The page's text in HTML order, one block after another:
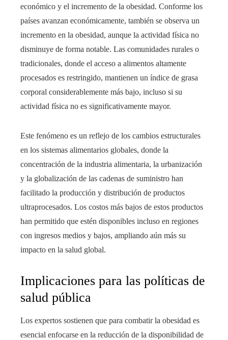
económico y el incremento de la obesidad. Conforme los
países avanzan económicamente, también se observa un
incremento en la obesidad, aunque la actividad física no
disminuye de forma notable. Las comunidades rurales o
tradicionales, donde el acceso a alimentos altamente
procesados es restringido, mantienen un índice de grasa
corporal considerablemente más bajo, incluso si su
actividad física no es significativamente mayor.
Este fenómeno es un reflejo de los cambios estructurales
en los sistemas alimentarios globales, donde la
concentración de la industria alimentaria, la urbanización
y la globalización de las cadenas de suministro han
facilitado la producción y distribución de productos
ultraprocesados. Los costos más bajos de estos productos
han permitido que estén disponibles incluso en regiones
con ingresos medios y bajos, ampliando aún más su
impacto en la salud global.
Implicaciones para las políticas de
salud pública
Los expertos sostienen que para combatir la obesidad es
esencial enfocarse en la reducción de la disponibilidad de